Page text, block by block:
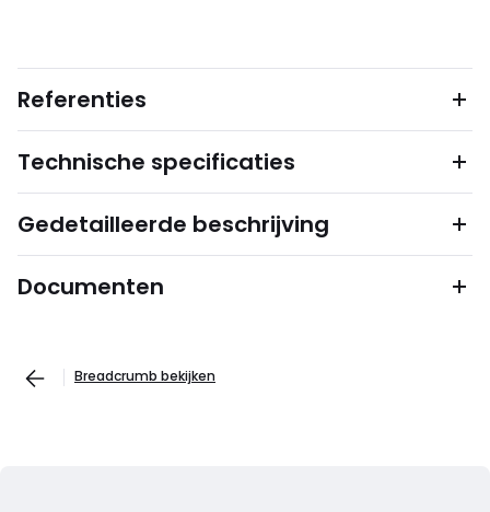
Referenties
Technische specificaties
Gedetailleerde beschrijving
Documenten
Breadcrumb bekijken